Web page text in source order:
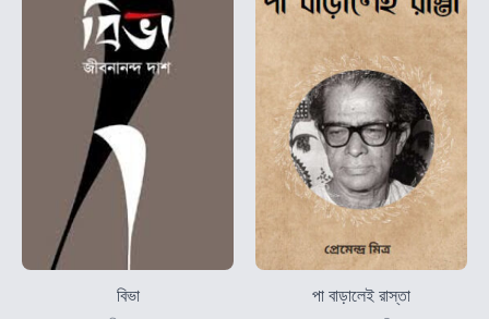
বিভা পা বাড়ালেই রাস্তা